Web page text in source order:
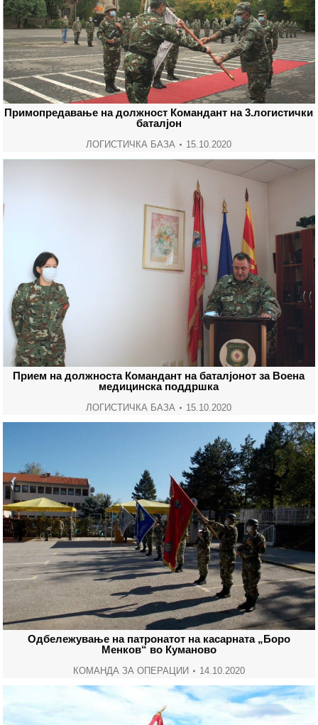
Примопредавање на должност Командант на 3.логистички
баталјон
ЛОГИСТИЧКА БАЗА 15.10.2020
Прием на должноста Командант на баталјонот за Воена
медицинска поддршка
ЛОГИСТИЧКА БАЗА 15.10.2020
Одбележување на патронатот на касарната „Боро
Менков“ во Куманово
КОМАНДА ЗА ОПЕРАЦИИ 14.10.2020